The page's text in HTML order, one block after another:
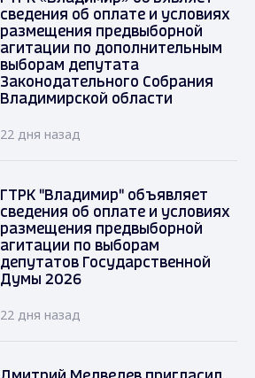
сведения об оплате и условиях
размещения предвыборной
агитации по дополнительным
выборам депутата
Законодательного Собрания
Владимирской области
22 дня назад
ГТРК "Владимир" объявляет
сведения об оплате и условиях
размещения предвыборной
агитации по выборам
депутатов Государственной
Думы 2026
22 дня назад